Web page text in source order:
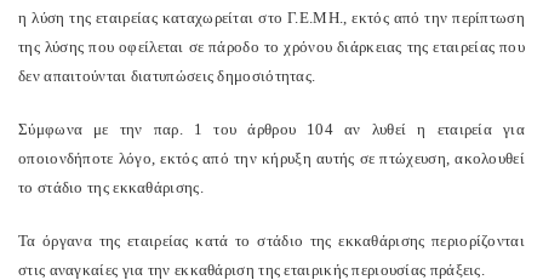
η λύση της εταιρείας καταχωρείται στο Γ.Ε.ΜΗ., εκτός από την περίπτωση
της λύσης που οφείλεται σε πάροδο το χρόνου διάρκειας της εταιρείας που
δεν απαιτούνται διατυπώσεις δημοσιότητας.
Σύμφωνα με την παρ. 1 του άρθρου 104 αν λυθεί η εταιρεία για
οποιονδήποτε λόγο, εκτός από την κήρυξη αυτής σε πτώχευση, ακολουθεί
το στάδιο της εκκαθάρισης.
Τα όργανα της εταιρείας κατά το στάδιο της εκκαθάρισης περιορίζονται
στις αναγκαίες για την εκκαθάριση της εταιρικής περιουσίας πράξεις.